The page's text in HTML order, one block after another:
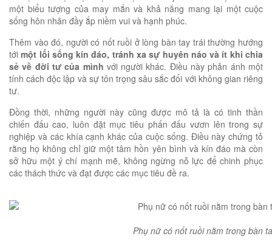
một biểu tượng của may mắn và khả năng mang lại một cuộc
sống hôn nhân đầy ắp niềm vui và hạnh phúc.
Thêm vào đó, người có nốt ruồi ở lòng bàn tay trái thường hướng
tớimột lối sống kín đáo, tránh xa sự huyên náo và ít khi chia
sẻ về đời tư của mình với người khác. Điều này phản ánh một
tính cách độc lập và sự tôn trọng sâu sắc đối với không gian riêng
tư.
Đồng thời, những người này cũng được mô tả là có tinh thần
chiến đấu cao, luôn đặt mục tiêu phấn đấu vươn lên trong sự
nghiệp và các khía cạnh khác của cuộc sống. Điều này chứng tỏ
rằng họ không chỉ giữ một tâm hồn yên bình và kín đáo mà còn
sở hữu một ý chí mạnh mẽ, không ngừng nỗ lực để chinh phục
các thách thức và đạt được các mục tiêu đề ra.
Phụ nữ có nốt ruồi nằm trong bàn